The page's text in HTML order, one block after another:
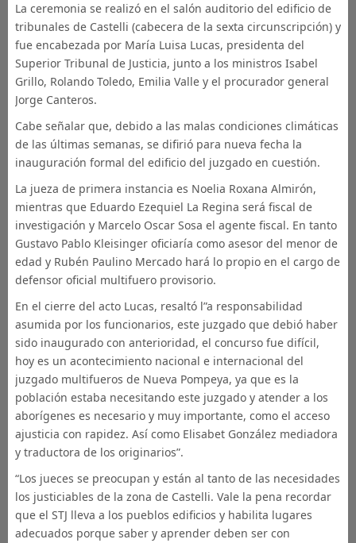
La ceremonia se realizó en el salón auditorio del edificio de
tribunales de Castelli (cabecera de la sexta circunscripción) y
fue encabezada por María Luisa Lucas, presidenta del
Superior Tribunal de Justicia, junto a los ministros Isabel
Grillo, Rolando Toledo, Emilia Valle y el procurador general
Jorge Canteros.
Cabe señalar que, debido a las malas condiciones climáticas
de las últimas semanas, se difirió para nueva fecha la
inauguración formal del edificio del juzgado en cuestión.
La jueza de primera instancia es Noelia Roxana Almirón,
mientras que Eduardo Ezequiel La Regina será fiscal de
investigación y Marcelo Oscar Sosa el agente fiscal. En tanto
Gustavo Pablo Kleisinger oficiaría como asesor del menor de
edad y Rubén Paulino Mercado hará lo propio en el cargo de
defensor oficial multifuero provisorio.
En el cierre del acto Lucas, resaltó l”a responsabilidad
asumida por los funcionarios, este juzgado que debió haber
sido inaugurado con anterioridad, el concurso fue difícil,
hoy es un acontecimiento nacional e internacional del
juzgado multifueros de Nueva Pompeya, ya que es la
población estaba necesitando este juzgado y atender a los
aborígenes es necesario y muy importante, como el acceso
ajusticia con rapidez. Así como Elisabet González mediadora
y traductora de los originarios”.
“Los jueces se preocupan y están al tanto de las necesidades
los justiciables de la zona de Castelli. Vale la pena recordar
que el STJ lleva a los pueblos edificios y habilita lugares
adecuados porque saber y aprender deben ser con